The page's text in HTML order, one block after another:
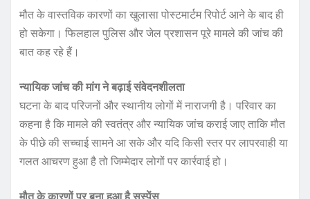
मौत के वास्तविक कारणों का खुलासा पोस्टमार्टम रिपोर्ट आने के बाद ही
हो सकेगा। फिलहाल पुलिस और जेल प्रशासन पूरे मामले की जांच की
बात कह रहे हैं।
न्यायिक जांच की मांग ने बढ़ाई संवेदनशीलता
घटना के बाद परिजनों और स्थानीय लोगों में नाराजगी है। परिवार का
कहना है कि मामले की स्वतंत्र और न्यायिक जांच कराई जाए ताकि मौत
के पीछे की सच्चाई सामने आ सके और यदि किसी स्तर पर लापरवाही या
गलत आचरण हुआ है तो जिम्मेदार लोगों पर कार्रवाई हो।